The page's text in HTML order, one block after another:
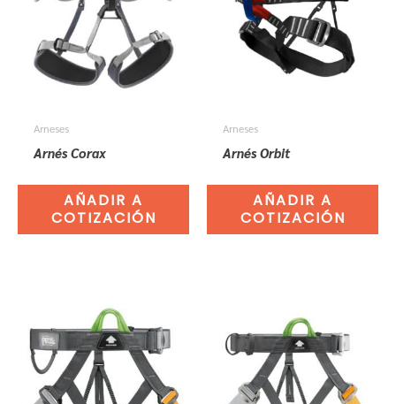
Arneses
Arnés Corax
AÑADIR A
COTIZACIÓN
Arneses
Arnés Orbit
AÑADIR A
COTIZACIÓN